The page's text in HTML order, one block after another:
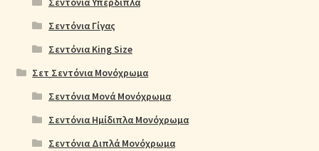
Σεντόνια Γίγας
Σεντόνια King Size
Σετ Σεντόνια Μονόχρωμα
Σεντόνια Μονά Μονόχρωμα
Σεντόνια Ημίδιπλα Μονόχρωμα
Σεντόνια Διπλά Μονόχρωμα